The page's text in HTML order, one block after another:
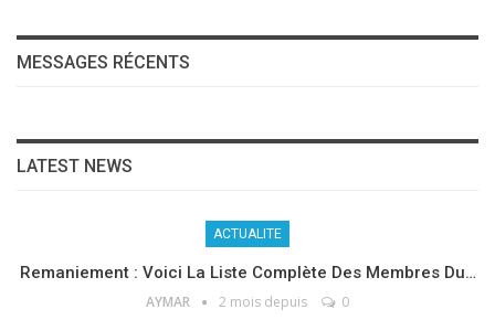
MESSAGES RÉCENTS
LATEST NEWS
ACTUALITE
Remaniement : Voici La Liste Complète Des Membres Du…
AYMAR 2 mois depuis 0